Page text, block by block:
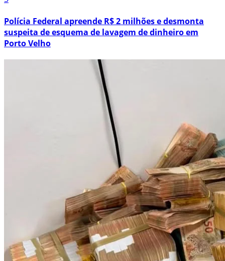
Polícia Federal apreende R$ 2 milhões e desmonta
suspeita de esquema de lavagem de dinheiro em
Porto Velho